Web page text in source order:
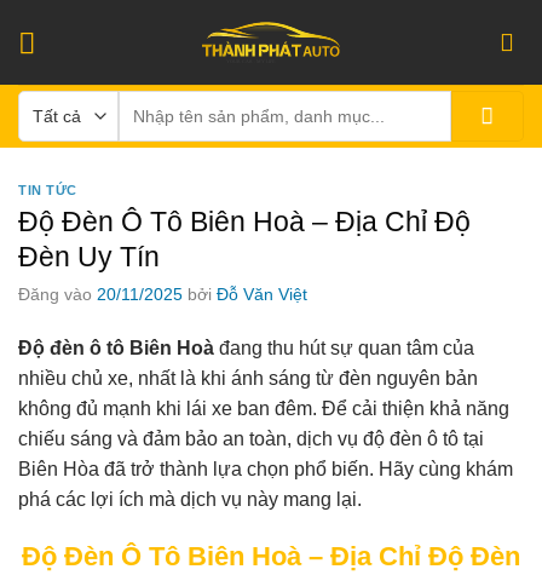
kiếm:
TIN TỨC
Độ Đèn Ô Tô Biên Hoà – Địa Chỉ Độ
Đèn Uy Tín
Đăng vào 20/11/2025 bởi Đỗ Văn Việt
Độ đèn ô tô Biên Hoà đang thu hút sự quan tâm của
nhiều chủ xe, nhất là khi ánh sáng từ đèn nguyên bản
không đủ mạnh khi lái xe ban đêm. Để cải thiện khả năng
chiếu sáng và đảm bảo an toàn, dịch vụ độ đèn ô tô tại
Biên Hòa đã trở thành lựa chọn phổ biến. Hãy cùng khám
phá các lợi ích mà dịch vụ này mang lại.
Độ Đèn Ô Tô Biên Hoà – Địa Chỉ Độ Đèn